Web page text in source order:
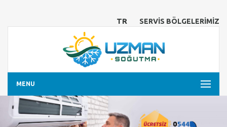
TR SERVİS BÖLGELERİMİZ
MENU